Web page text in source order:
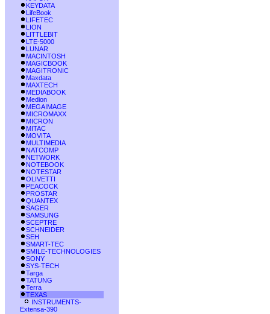
KEYDATA
LifeBook
LIFETEC
LION
LITTLEBIT
LTE-5000
LUNAR
MACINTOSH
MAGICBOOK
MAGITRONIC
Maxdata
MAXTECH
MEDIABOOK
Medion
MEGAIMAGE
MICROMAXX
MICRON
MITAC
MOVITA
MULTIMEDIA
NATCOMP
NETWORK
NOTEBOOK
NOTESTAR
OLIVETTI
PEACOCK
PROSTAR
QUANTEX
SAGER
SAMSUNG
SCEPTRE
SCHNEIDER
SEH
SMART-TEC
SMILE-TECHNOLOGIES
SONY
SYS-TECH
Targa
TATUNG
Terra
TEXAS
INSTRUMENTS-
Extensa-390